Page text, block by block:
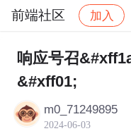
前端社区 加入
社区 前端社区
响应号召
&#xff01;
m0_71249895
2024-06-03